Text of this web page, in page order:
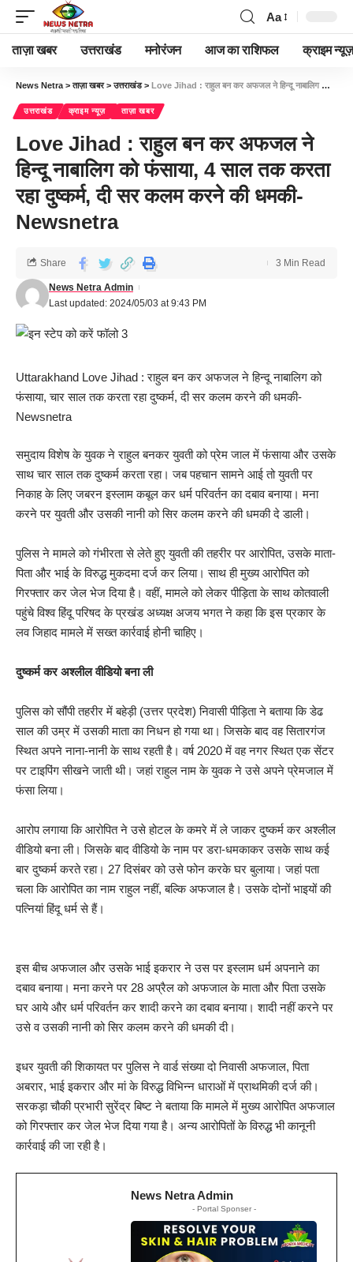
Aa
ताज़ा खबर उत्तराखंड मनोरंजन आज का राशिफल क्राइम न्यूज़
News Netra >ताज़ा खबर>उत्तराखंड> Love Jihad : राहुल बन कर अफजल ने हिन्दू नाबालिग को फंसाया, 4 साल तक करता रहा दुष्कर्म, दी सर कलम करने की धमकी-Newsnetra
उत्तराखंड क्राइम न्यूज़ ताज़ा खबर
Love Jihad : राहुल बन कर अफजल ने
हिन्दू नाबालिग को फंसाया, 4 साल तक करता
रहा दुष्कर्म, दी सर कलम करने की धमकी-
Newsnetra
Last updated: 2024/05/03 at 9:43 PM
News Netra Admin
Share 3 Min Read
Uttarakhand Love Jihad : राहुल बन कर अफजल ने हिन्दू नाबालिग को
फंसाया, चार साल तक करता रहा दुष्कर्म, दी सर कलम करने की धमकी-
Newsnetra
समुदाय विशेष के युवक ने राहुल बनकर युवती को प्रेम जाल में फंसाया और उसके
साथ चार साल तक दुष्कर्म करता रहा। जब पहचान सामने आई तो युवती पर
निकाह के लिए जबरन इस्लाम कबूल कर धर्म परिवर्तन का दबाव बनाया। मना
करने पर युवती और उसकी नानी को सिर कलम करने की धमकी दे डाली।
पुलिस ने मामले को गंभीरता से लेते हुए युवती की तहरीर पर आरोपित, उसके माता-
पिता और भाई के विरुद्ध मुकदमा दर्ज कर लिया। साथ ही मुख्य आरोपित को
गिरफ्तार कर जेल भेज दिया है। वहीं, मामले को लेकर पीड़िता के साथ कोतवाली
पहुंचे विश्व हिंदू परिषद के प्रखंड अध्यक्ष अजय भगत ने कहा कि इस प्रकार के
लव जिहाद मामले में सख्त कार्रवाई होनी चाहिए।
दुष्कर्म कर अश्लील वीडियो बना ली
पुलिस को सौंपी तहरीर में बहेड़ी (उत्तर प्रदेश) निवासी पीड़िता ने बताया कि डेढ
साल की उम्र में उसकी माता का निधन हो गया था। जिसके बाद वह सितारगंज
स्थित अपने नाना-नानी के साथ रहती है। वर्ष 2020 में वह नगर स्थित एक सेंटर
पर टाइपिंग सीखने जाती थी। जहां राहुल नाम के युवक ने उसे अपने प्रेमजाल में
फंसा लिया।
आरोप लगाया कि आरोपित ने उसे होटल के कमरे में ले जाकर दुष्कर्म कर अश्लील
वीडियो बना ली। जिसके बाद वीडियो के नाम पर डरा-धमकाकर उसके साथ कई
बार दुष्कर्म करते रहा। 27 दिसंबर को उसे फोन करके घर बुलाया। जहां पता
चला कि आरोपित का नाम राहुल नहीं, बल्कि अफजाल है। उसके दोनों भाइयों की
पत्नियां हिंदू धर्म से हैं।
इस बीच अफजाल और उसके भाई इकरार ने उस पर इस्लाम धर्म अपनाने का
दबाव बनाया। मना करने पर 28 अप्रैल को अफजाल के माता और पिता उसके
घर आये और धर्म परिवर्तन कर शादी करने का दबाव बनाया। शादी नहीं करने पर
उसे व उसकी नानी को सिर कलम करने की धमकी दी।
इधर युवती की शिकायत पर पुलिस ने वार्ड संख्या दो निवासी अफजाल, पिता
अबरार, भाई इकरार और मां के विरुद्ध विभिन्न धाराओं में प्राथमिकी दर्ज की।
सरकड़ा चौकी प्रभारी सुरेंद्र बिष्ट ने बताया कि मामले में मुख्य आरोपित अफजाल
को गिरफ्तार कर जेल भेज दिया गया है। अन्य आरोपितों के विरुद्ध भी कानूनी
कार्रवाई की जा रही है।
News Netra Admin
- Portal Sponser -